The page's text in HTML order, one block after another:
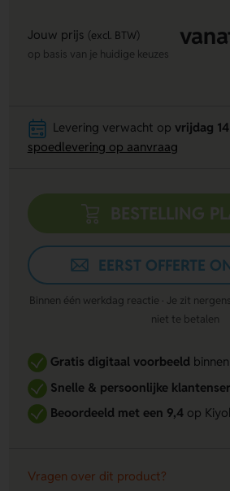
Jouw prijs (excl. BTW)
op basis van je huidige keuzes
Levering verwacht opvrijdag
spoedlevering op aanvraag
BESTELLING
EERST OFFERTE
Binnen één werkdag reactie · Je zit
niet te betalen
Gratis digitaal voorbeeld
Snelle & persoonlijke
Beoordeeld met een 9,4op
Vragen over dit product?